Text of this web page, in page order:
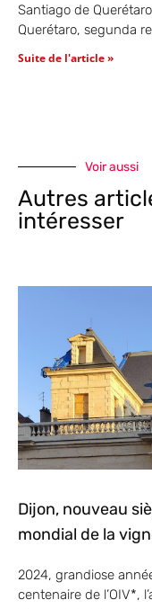
Santiago de
Querétaro, segunda
Suite de l'article »
Voir aussi
Autres
intéresser
Dijon, nouveau
mondial de la
2024, grandiose
centenaire de l’OIV*,